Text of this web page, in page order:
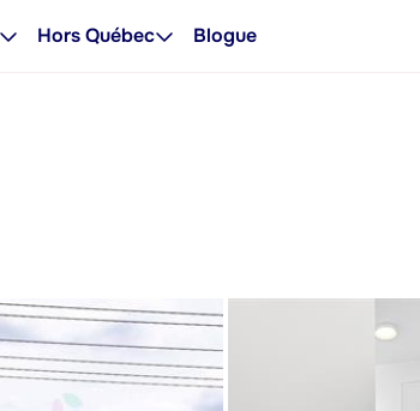
Hors Québec Blogue